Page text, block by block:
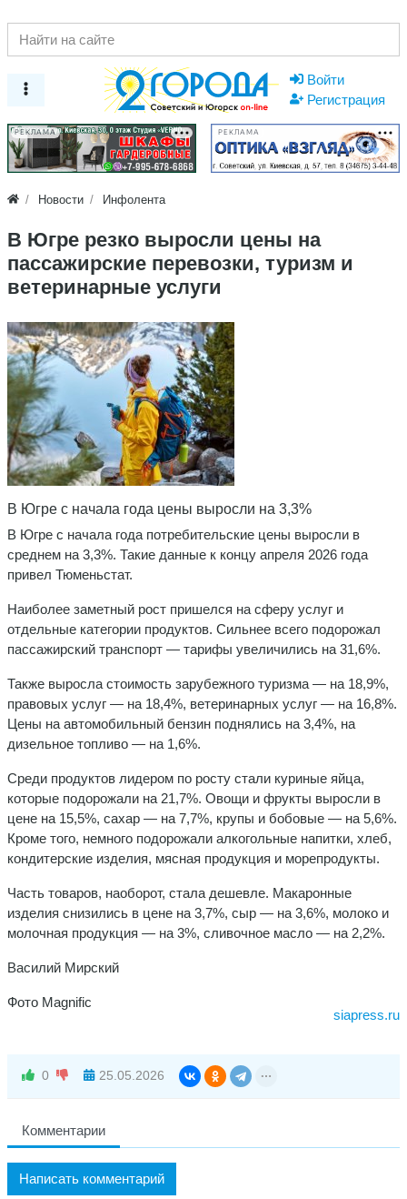
Войти
Регистрация
РЕКЛАМА РЕКЛАМА
Новости Инфолента
В Югре резко выросли цены на
пассажирские перевозки, туризм и
ветеринарные услуги
В Югре с начала года цены выросли на 3,3%
В Югре с начала года потребительские цены выросли в
среднем на 3,3%. Такие данные к концу апреля 2026 года
привел Тюменьстат.
Наиболее заметный рост пришелся на сферу услуг и
отдельные категории продуктов. Сильнее всего подорожал
пассажирский транспорт — тарифы увеличились на 31,6%.
Также выросла стоимость зарубежного туризма — на 18,9%,
правовых услуг — на 18,4%, ветеринарных услуг — на 16,8%.
Цены на автомобильный бензин поднялись на 3,4%, на
дизельное топливо — на 1,6%.
Среди продуктов лидером по росту стали куриные яйца,
которые подорожали на 21,7%. Овощи и фрукты выросли в
цене на 15,5%, сахар — на 7,7%, крупы и бобовые — на 5,6%.
Кроме того, немного подорожали алкогольные напитки, хлеб,
кондитерские изделия, мясная продукция и морепродукты.
Часть товаров, наоборот, стала дешевле. Макаронные
изделия снизились в цене на 3,7%, сыр — на 3,6%, молоко и
молочная продукция — на 3%, сливочное масло — на 2,2%.
Василий Мирский
Фото Magnific
siapress.ru
0 25.05.2026
Комментарии
Написать комментарий